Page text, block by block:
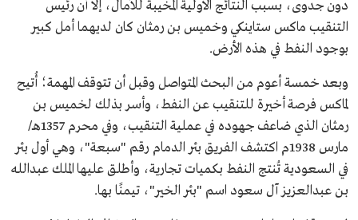
دون جدوى، بسبب النتائج الأولية المخيبة للآمال، إلا أن رئيس
التنقيب ماكس ستاينكي وخميس بن رمثان كان لديهما أمل كبير
بوجود النفط في هذه الأرض.
وبعد خمسة أعوم من البحث المتواصل وقبل أن تتوقف المهمة؛ أُتيح
لماكس فرصة أخيرة للتنقيب عن النفط، وأسر بذلك لخميس بن
رمثان الذي ضاعف جهوده في عملية التنقيب، وفي محرم 1357هـ/
مارس 1938م اكتشف الفريق بئر الدمام رقم "سبعة"، وهي أول بئر
في السعودية تُنتج النفط بكميات تجارية، وأطلق عليها الملك عبدالله
بن عبدالعزيز آل سعود اسم "بئر الخير"، تيمنًا بها.